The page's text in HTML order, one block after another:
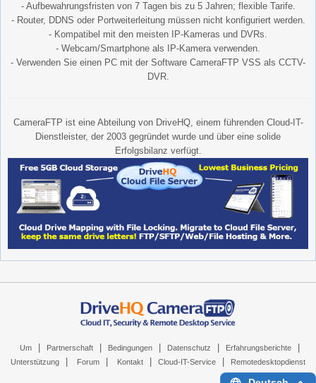
- Aufbewahrungsfristen von 7 Tagen bis zu 5 Jahren; flexible Tarife.
- Router, DDNS oder Portweiterleitung müssen nicht konfiguriert werden.
- Kompatibel mit den meisten IP-Kameras und DVRs.
- Webcam/Smartphone als IP-Kamera verwenden.
- Verwenden Sie einen PC mit der Software CameraFTP VSS als CCTV-
DVR.
CameraFTP ist eine Abteilung von DriveHQ, einem führenden Cloud-IT-
Dienstleister, der 2003 gegründet wurde und über eine solide
Erfolgsbilanz verfügt.
Um | Partnerschaft | Bedingungen | Datenschutz | Erfahrungsberichte |
Unterstützung | Forum | Kontakt | Cloud-IT-Service | Remotedesktopdienst